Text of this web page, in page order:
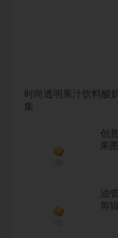
时尚透明果汁饮料酸
集
创
果
油
剪